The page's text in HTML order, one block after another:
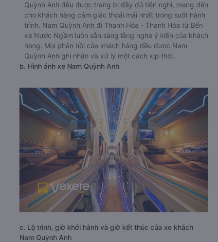
Quỳnh Anh đều được trang bị đầy đủ tiện nghi, mang đến
cho khách hàng cảm giác thoải mái nhất trong suốt hành
trình. Nam Quỳnh Anh đi Thanh Hóa - Thanh Hóa từ Bến
xe Nước Ngầm luôn sẵn sàng lắng nghe ý kiến của khách
hàng. Mọi phản hồi của khách hàng đều được Nam
Quỳnh Anh ghi nhận và xử lý một cách kịp thời.
b. Hình ảnh xe Nam Quỳnh Anh
c. Lộ trình, giờ khởi hành và giờ kết thúc của xe khách
Nam Quỳnh Anh